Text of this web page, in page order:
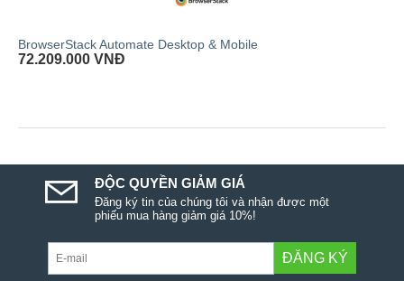
BrowserStack Automate Desktop & Mobile
72.209.000 VNĐ
ĐỘC QUYỀN GIẢM GIÁ
Đăng ký tin của chúng tôi và nhận được một
phiếu mua hàng giảm giá 10%!
ĐĂNG KÝ